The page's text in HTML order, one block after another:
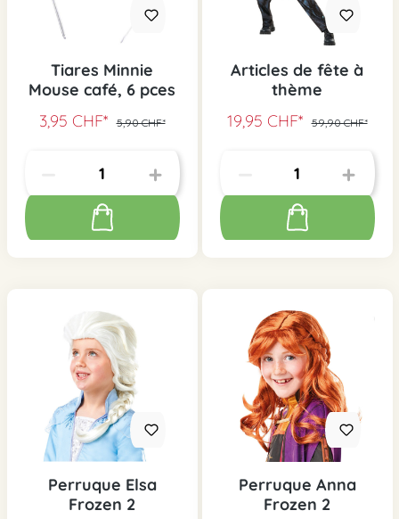
Tiares Minnie
Mouse café, 6 pces
3,95 CHF*
5,90 CHF*
Articles de fête à
thème
19,95 CHF*
59,90 CHF*
Perruque Elsa
Frozen 2
Perruque Anna
Frozen 2